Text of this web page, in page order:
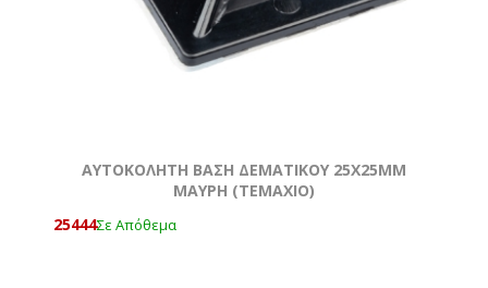
ΑΥΤΟΚΟΛΗΤΗ ΒΑΣΗ ΔΕΜΑΤΙΚΟΥ 25Χ25MM
ΜΑΥΡΗ (ΤΕΜΆΧΙΟ)
25444Σε Απόθεμα